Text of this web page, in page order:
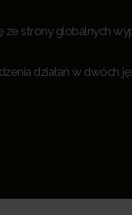
ze strony globalnych
działań w dwóch